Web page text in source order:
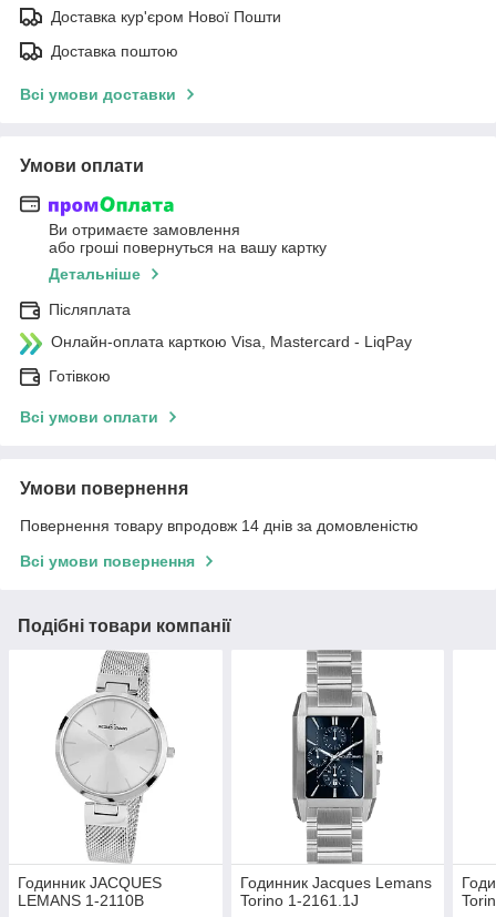
Доставка кур'єром Нової Пошти
Доставка поштою
Всі умови доставки
Умови оплати
Ви отримаєте замовлення
або гроші повернуться на вашу картку
Детальніше
Післяплата
Онлайн-оплата карткою Visa, Mastercard - LiqPay
Готівкою
Всі умови оплати
Умови повернення
Повернення товару впродовж 14 днів за домовленістю
Всі умови повернення
Подібні товари компанії
Годинник JACQUES
LEMANS 1-2110B
Годинник Jacques Lemans
Torino 1-2161.1J